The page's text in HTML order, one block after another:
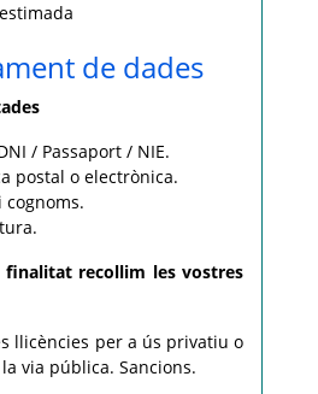
de dades
/ Passaport / NIE.
postal o electrònica.
cognoms.
finalitat recollim les vostres
llicències per a ús privatiu o
via pública. Sancions.